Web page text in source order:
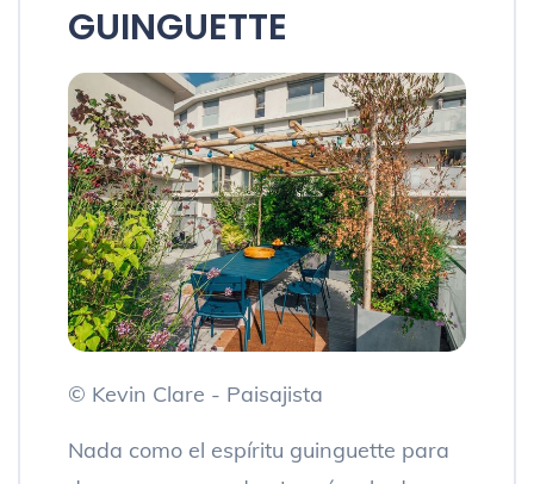
GUINGUETTE
© Kevin Clare - Paisajista
Nada como el espíritu guinguette para